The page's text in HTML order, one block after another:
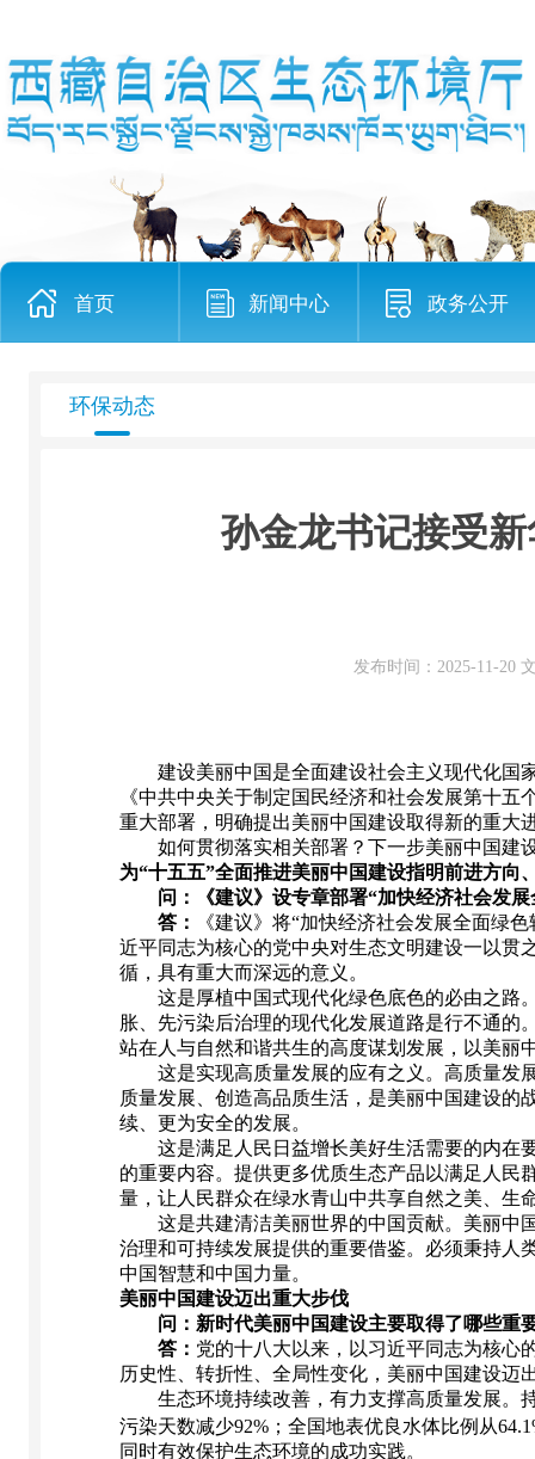
首页 新闻中心 政务公开
环保动态
孙金龙书记接受
发布时间：2025-11-20
建设美丽中国是全面建设社会主义现代化国家
《中共中央关于制定国民经济和社会发展第十
重大部署，明确提出美丽中国建设取得新的重大
如何贯彻落实相关部署？下一步美丽中国建
为“十五五”全面推进美丽中国建设指明前进方向
问：《建议》设专章部署“加快经济社会发展
答：
《建议》将“加快经济社会发展全面绿
近平同志为核心的党中央对生态文明建设一以贯
循，具有重大而深远的意义。
这是厚植中国式现代化绿色底色的必由之路。
胀、先污染后治理的现代化发展道路是行不通的
站在人与自然和谐共生的高度谋划发展，以美丽
这是实现高质量发展的应有之义。高质量发展
质量发展、创造高品质生活，是美丽中国建设
续、更为安全的发展。
这是满足人民日益增长美好生活需要的内在要
的重要内容。提供更多优质生态产品以满足人民
量，让人民群众在绿水青山中共享自然之美、生
这是共建清洁美丽世界的中国贡献。美丽中国
治理和可持续发展提供的重要借鉴。必须秉持人
中国智慧和中国力量。
美丽中国建设迈出重大步伐
问：新时代美丽中国建设主要取得了哪些重
答： 党的十八大以来，以习近平同志为核心
历史性、转折性、全局性变化，美丽中国建设迈
生态环境持续改善，有力支撑高质量发展。持
污染天数减少92%；全国地表优良水体比例从
同时有效保护生态环境的成功实践。